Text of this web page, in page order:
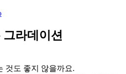
그라데이션
것도 좋지 않을까요.